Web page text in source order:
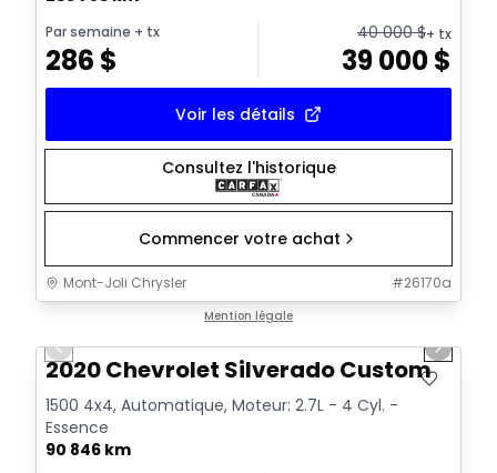
Par semaine + tx
286 $
40 000$+ tx
39 000$
Voir les détails
Consultez l'historique
Commencer votre achat
Mont-Joli Chrysler #26170a
Mention légale
Vidéo disponible
Previous slide Next
2020 Chevrolet Silverado Custom
1500 4x4, Automatique, Moteur: 2.7L - 4 Cyl. -
Essence
90 846 km